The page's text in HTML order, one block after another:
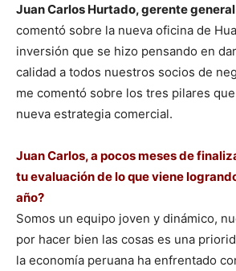
Juan Carlos Hurtado, gerente
comentó sobre la nueva oficina de
inversión que se hizo pensando en
calidad a todos nuestros socios de
me comentó sobre los tres pilares
nueva estrategia comercial.
Juan Carlos, a pocos meses de
tu evaluación de lo que viene
año?
Somos un equipo joven y dinámico,
por hacer bien las cosas es una
la economía peruana ha enfrentado